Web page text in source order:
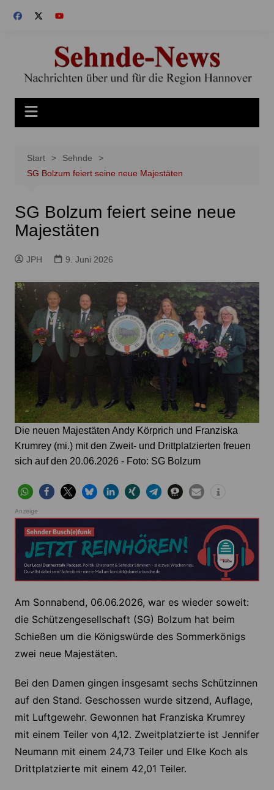
Inhalt
Start
Sehnde
SG Bolzum feiert seine neue Majestäten
SG Bolzum feiert seine neue
Majestäten
JPH 9. Juni 2026
Die neuen Majestäten Andy Körprich und Franziska
Krumrey (mi.) mit den Zweit- und Drittplatzierten freuen
sich auf den 20.06.2026 - Foto: SG Bolzum
Anzeige
Am Sonnabend, 06.06.2026, war es wieder soweit:
die Schützengesellschaft (SG) Bolzum hat beim
Schießen um die Königswürde des Sommerkönigs
zwei neue Majestäten.
Bei den Damen gingen insgesamt sechs Schützinnen
auf den Stand. Geschossen wurde sitzend, Auflage,
mit Luftgewehr. Gewonnen hat Franziska Krumrey
mit einem Teiler von 4,12. Zweitplatzierte ist Jennifer
Neumann mit einem 24,73 Teiler und Elke Koch als
Drittplatzierte mit einem 42,01 Teiler.